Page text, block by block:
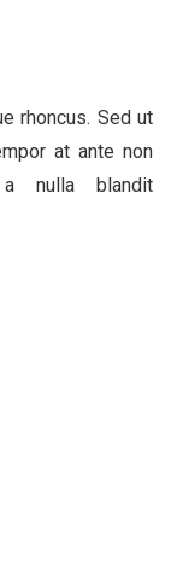
rhoncus. Sed ut
at ante non
nulla blandit